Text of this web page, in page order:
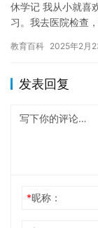
休学记 我从小就喜
习。我去医院检查
并不…
教育百科 2025年2月
发表回复
*昵称：